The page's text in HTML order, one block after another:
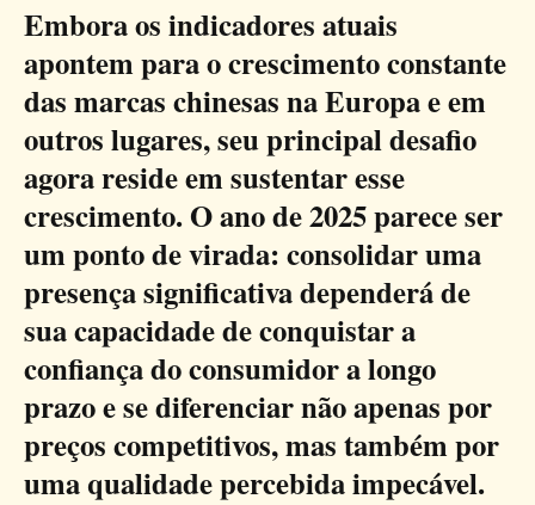
Embora os indicadores atuais
apontem para o crescimento constante
das marcas chinesas na Europa e em
outros lugares, seu principal desafio
agora reside em sustentar esse
crescimento. O ano de 2025 parece ser
um ponto de virada: consolidar uma
presença significativa dependerá de
sua capacidade de conquistar a
confiança do consumidor a longo
prazo e se diferenciar não apenas por
preços competitivos, mas também por
uma qualidade percebida impecável.